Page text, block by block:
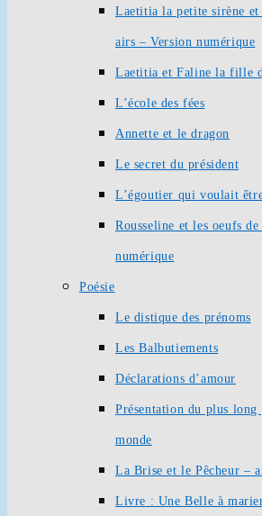
Laetitia la petite sirène et
airs – Version numérique
Laetitia et Faline la fille
L’école des fées
Annette et le dragon
Le secret du président
L’égoutier qui voulait
Rousseline et les oeufs
numérique
Poésie
Le distique des prénoms
Les Balbutiements
Déclarations d’amour
Présentation du plus long
monde
La Brise et le Pêcheur –
Livre : Une Belle à